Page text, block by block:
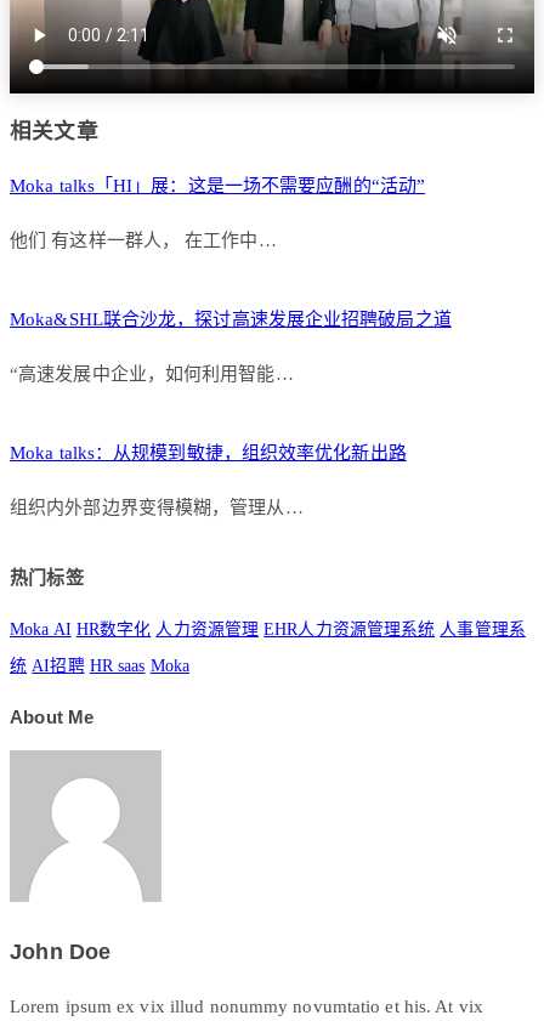
相关文章
Moka talks「HI」展：这是一场不需要应酬的“活动”
他们 有这样一群人， 在工作中…
Moka&SHL联合沙龙，探讨高速发展企业招聘破局之道
“高速发展中企业，如何利用智能…
Moka talks：从规模到敏捷，组织效率优化新出路
组织内外部边界变得模糊，管理从…
热门标签
Moka AI HR数字化 人力资源管理 EHR人力资源管理系统 人事管理系
统 AI招聘 HR saas Moka
About Me
John Doe
Lorem ipsum ex vix illud nonummy novumtatio et his. At vix